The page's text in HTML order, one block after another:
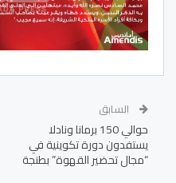
السابق
حوالي 150 برمانا ونادلا
يستفدون دورة تكوينية في
“مجال تحضير القهوة” بطنجة